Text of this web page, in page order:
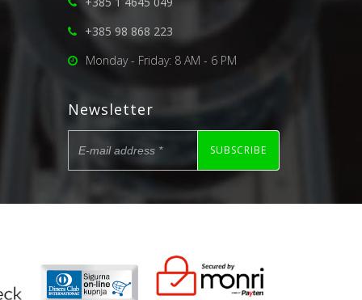
+385 98 868 223
Monday - Friday: 8 AM - 6 PM
Newsletter
SUBSCRIBE